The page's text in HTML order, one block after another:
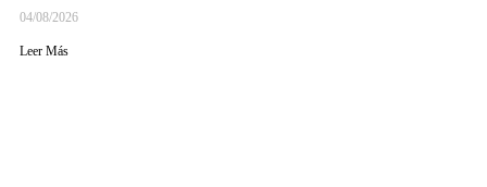
04/08/2026
Leer Más